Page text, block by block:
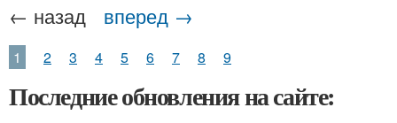
← назад вперед →
1 2 3 4 5 6 7 8 9
Последние обновления на сайте: